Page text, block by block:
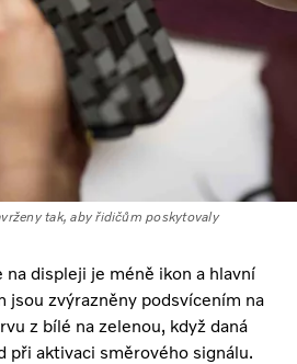
tak, aby řidičům poskytovaly
na displeji je méně ikon a hlavní
jsou zvýrazněny podsvícením na
z bílé na zelenou, když daná
při aktivaci směrového signálu.